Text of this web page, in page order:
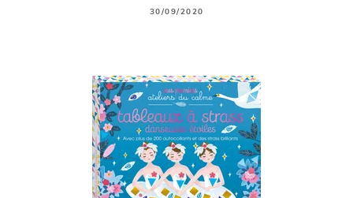
30/09/2020